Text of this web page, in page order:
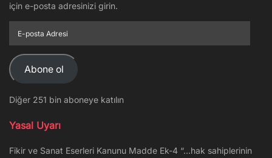
için e-posta adresinizi girin.
posta
Adresi
Abone ol
Diğer 251 bin aboneye katılın
Yasal Uyarı
Fikir ve Sanat Eserleri Kanunu Madde Ek-4 “…hak sahiplerinin